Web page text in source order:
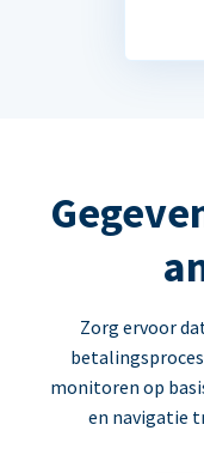
Zorg ervoor
monitoren op
en navigatie